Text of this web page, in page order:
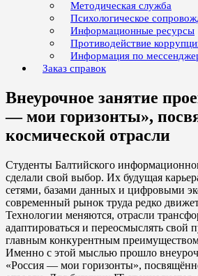
Методическая служба
Психологическое
Информационные ресурсы
Противодействие
Информация по
Заказ справок
Внеурочное занятие
— мои горизонты»,
космической отрасли
Студенты Балтийского
сделали свой выбор. Их будущая
сетями, базами данных и цифровыми
современный рынок труда редко
Технологии меняются, отрасли
адаптироваться и переосмыслять свой
главным конкурентным
Именно с этой мыслью прошло
«Россия — мои горизонты»,